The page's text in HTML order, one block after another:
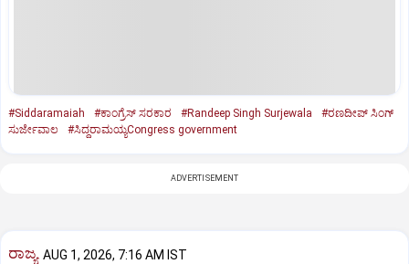
#Siddaramaiah #ಕಾಂಗ್ರೆಸ್‌ ಸರಕಾರ #Randeep Singh Surjewala
#ರಣದೀಪ್‌ ಸಿಂಗ್‌
ಸುರ್ಜೇವಾಲ
#ಸಿದ್ದರಾಮಯ್ಯCongress government
ADVERTISEMENT
ರಾಜ್ಯ AUG 1, 2026, 7:16 AM IST